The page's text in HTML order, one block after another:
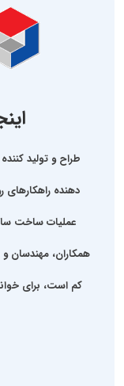
طراح و تولید
دهنده راهکارهای
عملیات ساخت
همکاران، مهندسان و
کم است، برای